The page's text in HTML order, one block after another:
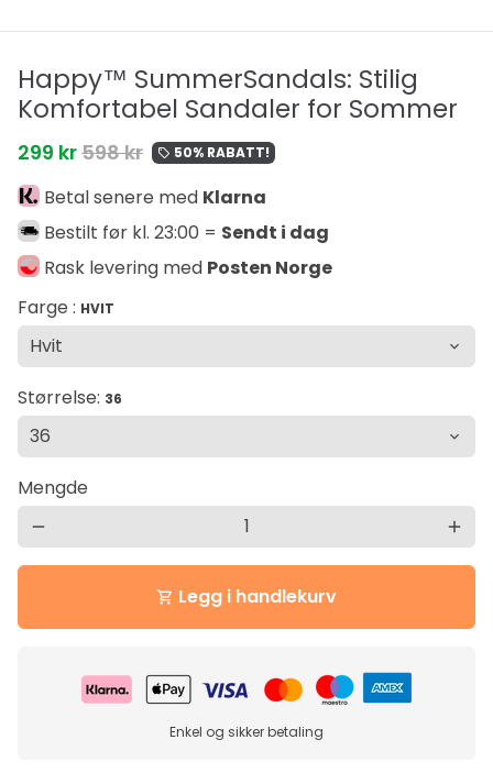
Happy™ SummerSandals: Stilig
Komfortabel Sandaler for Sommer
299 kr598 kr local_offer 50% RABATT!
Betal senere med Klarna
Bestilt før kl. 23:00 = Sendt i dag
Rask levering med Posten Norge
Farge : HVIT
Størrelse: 36
Mengde
remove add
shopping_cart Legg i handlekurv
Enkel og sikker betaling